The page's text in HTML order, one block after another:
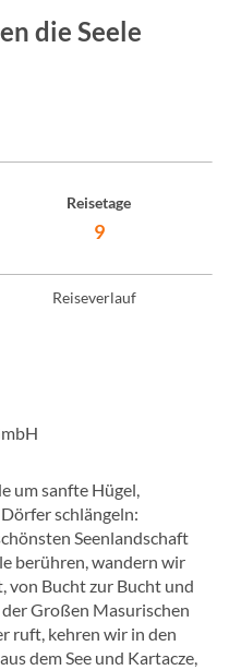
die Seele
Reisetage
9
Reiseverlauf
um sanfte Hügel,
schlängeln:
Seenlandschaft
berühren, wandern wir
von Bucht zur Bucht und
Großen Masurischen
ruft, kehren wir in den
dem See und Kartacze,